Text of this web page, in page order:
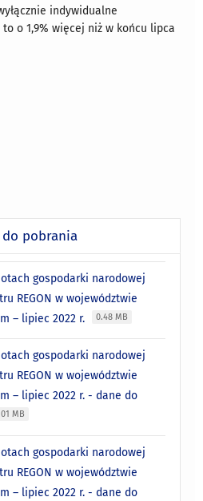
indywidualne
o 1,9% więcej niż w końcu lipca
pobrania
gospodarki narodowej
REGON w województwie
– lipiec 2022 r.
0.48 MB
gospodarki narodowej
REGON w województwie
– lipiec 2022 r. - dane do
MB
gospodarki narodowej
REGON w województwie
– lipiec 2022 r. - dane do